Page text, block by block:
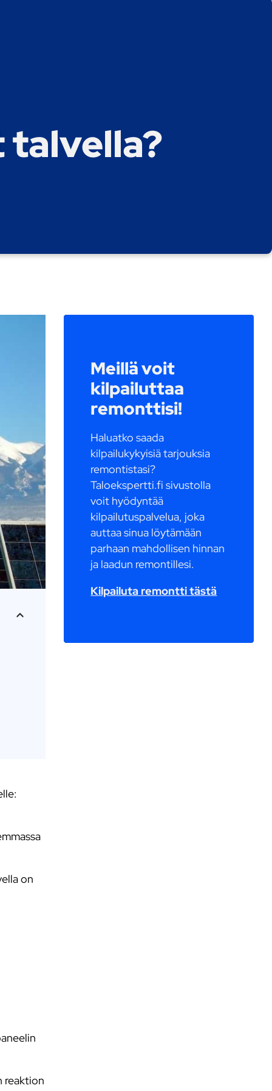
talvella?
on
reaktion
Meillä voit
kilpailuttaa
remonttisi!
Haluatko saada
kilpailukykyisiä tarjouksia
remontistasi?
Taloekspertti.fi sivustolla
voit hyödyntää
kilpailutuspalvelua, joka
auttaa sinua löytämään
parhaan mahdollisen hinnan
ja laadun remontillesi.
Kilpailuta remontti tästä